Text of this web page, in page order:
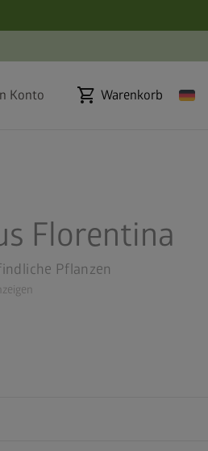
Konto shopping_cart Warenkorb
Florentina
Pflanzen